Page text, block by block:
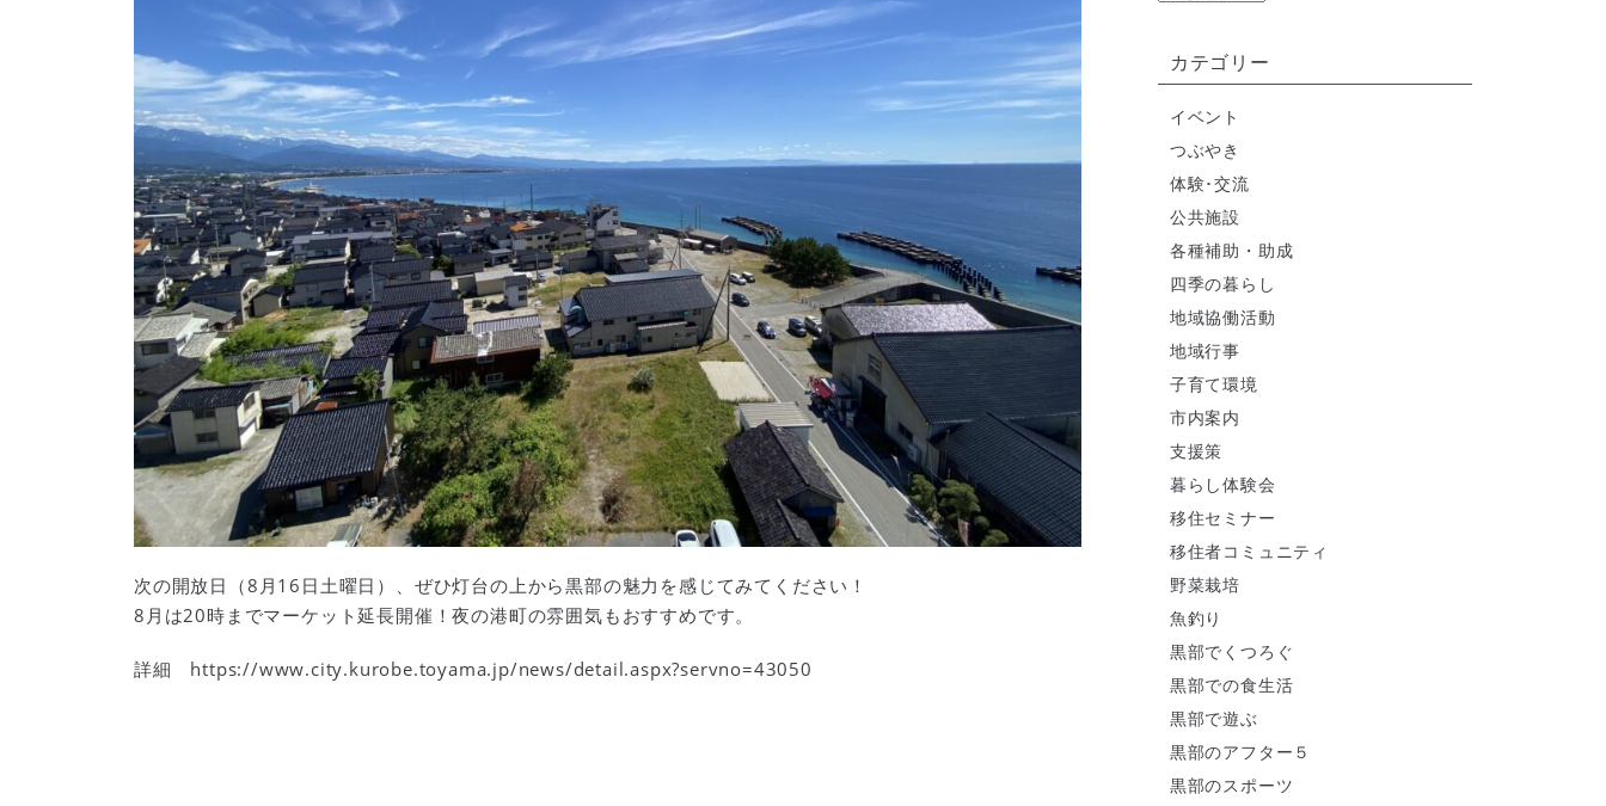
次の開放日（8 月 16 日土曜日）、ぜひ灯台の上から黒部の魅力を感じてみてください！
8 月は20時までマーケット延長開催！夜の港町の雰囲気もおすすめです。
詳細 https://www.city.kurobe.toyama.jp/news/detail.aspx?servno=43050
カテゴリー
イベント
つぶやき
体験･交流
公共施設
各種補助・助成
四季の暮らし
地域協働活動
地域行事
子育て環境
市内案内
支援策
暮らし体験会
移住セミナー
移住者コミュニティ
野菜栽培
魚釣り
黒部でくつろぐ
黒部での食生活
黒部で遊ぶ
黒部のアフター５
黒部のスポーツ